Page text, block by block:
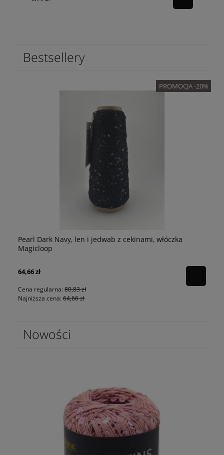
Bestsellery
PROMOCJA -20%
Pearl Dark Navy, len i jedwab z cekinami, włóczka
Magicloop
64,66 zł
Cena regularna: 80,83 zł
Najniższa cena: 64,66 zł
Nowości